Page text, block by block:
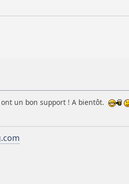
un bon support ! A bientôt.